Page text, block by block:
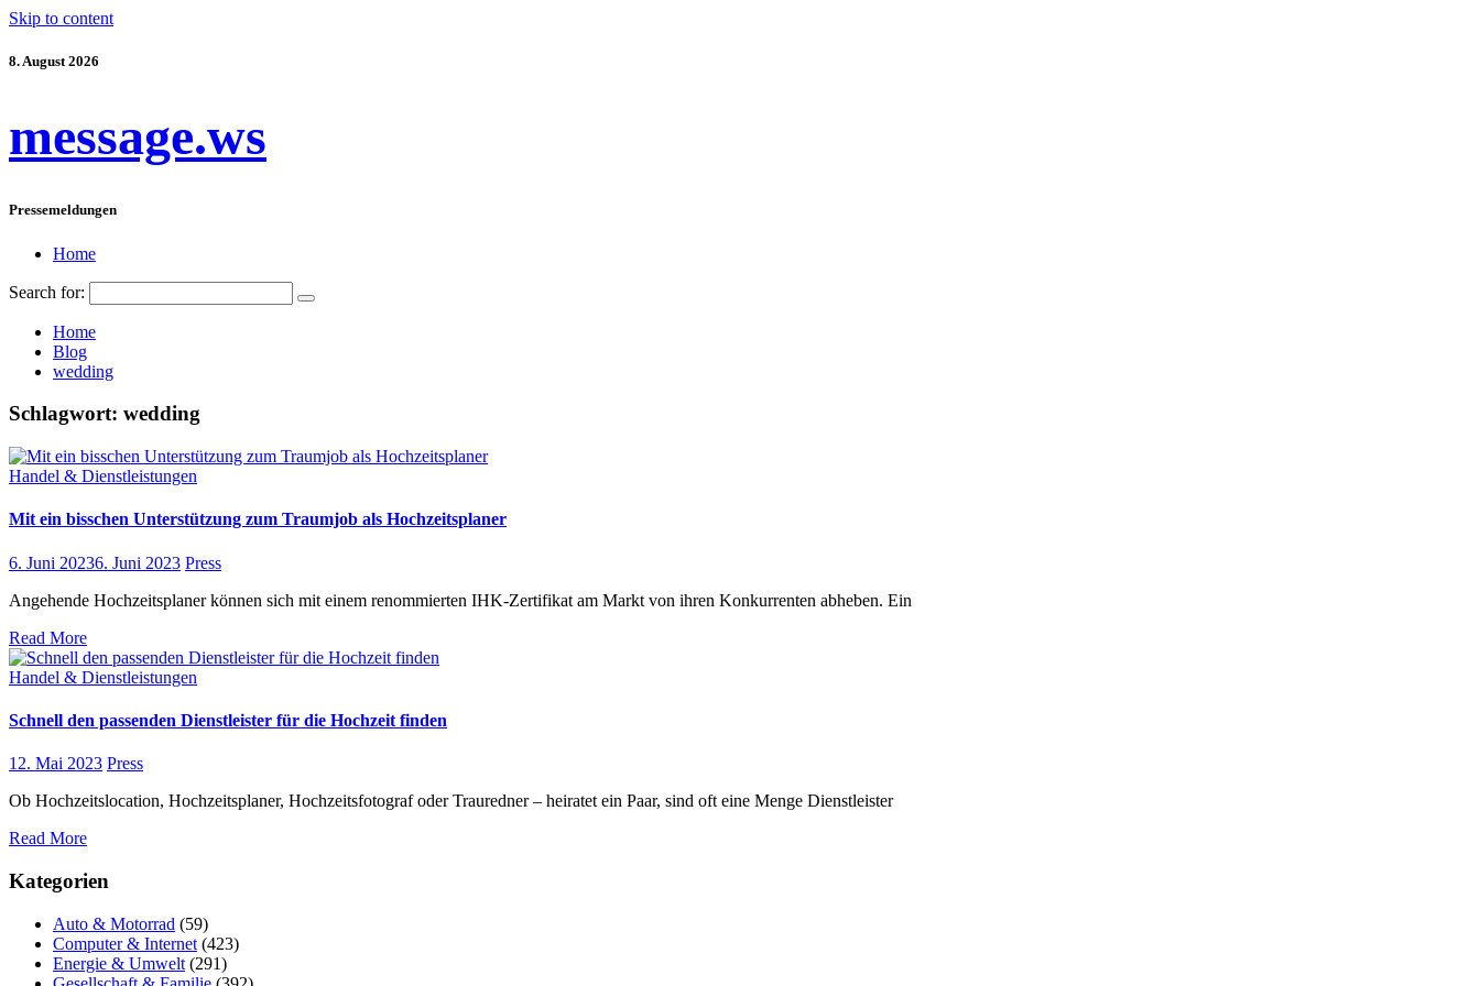
Skip to content
8. August 2026
message.ws
Pressemeldungen
Home
Search for:
Home
Blog
wedding
Schlagwort: wedding
Handel & Dienstleistungen
Mit ein bisschen Unterstützung zum Traumjob als Hochzeitsplaner
6. Juni 20236. Juni 2023 Press
Angehende Hochzeitsplaner können sich mit einem renommierten IHK-Zertifikat am Markt von ihren Konkurrenten abheben. Ein
Read More
Handel & Dienstleistungen
Schnell den passenden Dienstleister für die Hochzeit finden
12. Mai 2023 Press
Ob Hochzeitslocation, Hochzeitsplaner, Hochzeitsfotograf oder Trauredner – heiratet ein Paar, sind oft eine Menge Dienstleister
Read More
Kategorien
Auto & Motorrad (59)
Computer & Internet (423)
Energie & Umwelt (291)